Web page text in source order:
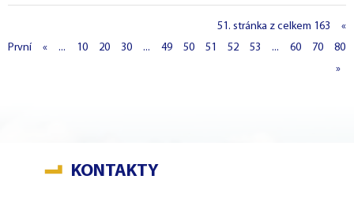
51. stránka z celkem 163
«
První
« ... 10 20 30 ... 49 50 51 52 53 ... 60 70
80
»
KONTAKTY